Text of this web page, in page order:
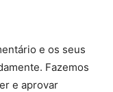
e os seus
Fazemos
e aprovar